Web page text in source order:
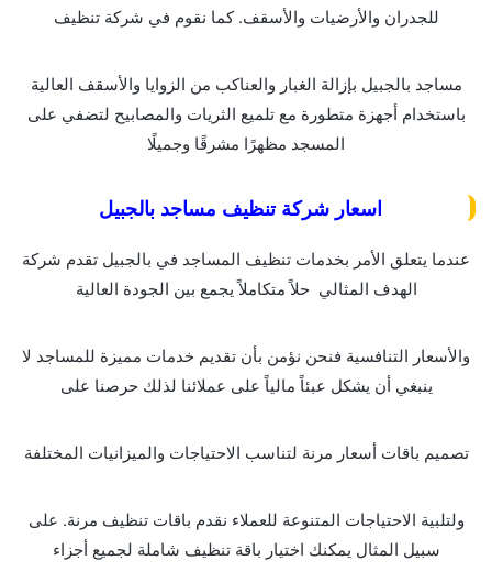
للجدران والأرضيات والأسقف. كما نقوم في شركة تنظيف
مساجد بالجبيل بإزالة الغبار والعناكب من الزوايا والأسقف العالية
باستخدام أجهزة متطورة مع تلميع الثريات والمصابيح لتضفي على
المسجد مظهرًا مشرقًا وجميلًا
اسعار شركة تنظيف مساجد بالجبيل
عندما يتعلق الأمر بخدمات تنظيف المساجد في بالجبيل تقدم شركة
الهدف المثالي حلاً متكاملاً يجمع بين الجودة العالية
والأسعار التنافسية فنحن نؤمن بأن تقديم خدمات مميزة للمساجد لا
ينبغي أن يشكل عبئاً مالياً على عملائنا لذلك حرصنا على
تصميم باقات أسعار مرنة لتناسب الاحتياجات والميزانيات المختلفة
ولتلبية الاحتياجات المتنوعة للعملاء نقدم باقات تنظيف مرنة. على
سبيل المثال يمكنك اختيار باقة تنظيف شاملة لجميع أجزاء